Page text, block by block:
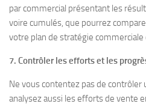
par commercial présentant les
voire cumulés, que pourrez
votre plan de stratégie
7. Contrôler les efforts et les
Ne vous contentez pas de contrôler
analysez aussi les efforts de vente